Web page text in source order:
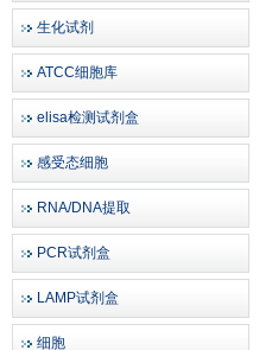
生化试剂
ATCC细胞库
elisa检测试剂盒
感受态细胞
RNA/DNA提取
PCR试剂盒
LAMP试剂盒
细胞